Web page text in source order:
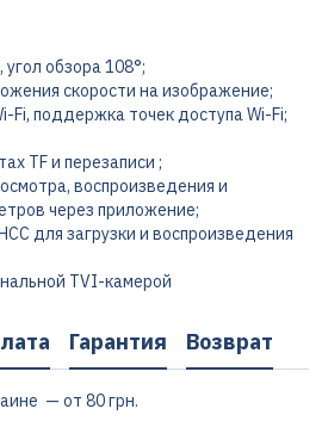
обзора 108°;
скорости на изображение;
Fi, поддержка точек доступа Wi-Fi;
TF и ​​перезаписи ;
воспроизведения и
через приложение;
для загрузки и воспроизведения
TVI-камерой
Гарантия Возврат
— от 80 грн.